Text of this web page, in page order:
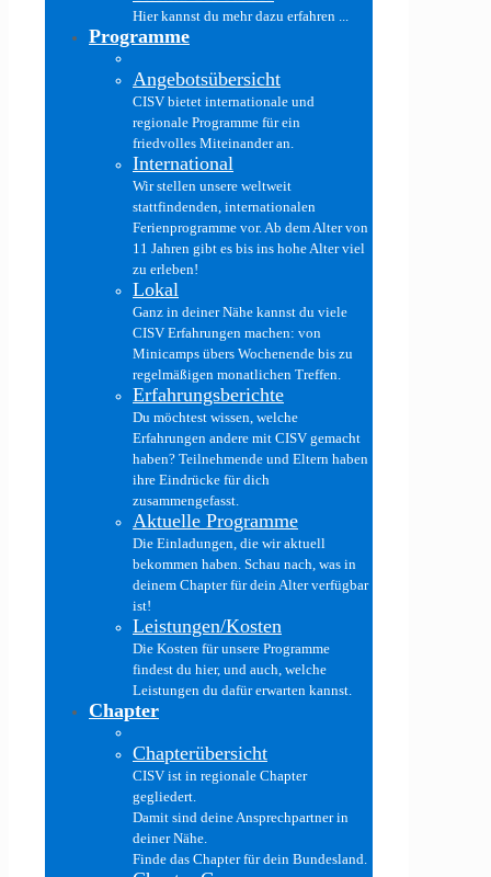
Hier kannst du mehr dazu erfahren ...
Programme
Angebotsübersicht
CISV bietet internationale und
regionale Programme für ein
friedvolles Miteinander an.
International
Wir stellen unsere weltweit
stattfindenden, internationalen
Ferienprogramme vor. Ab dem Alter von
11 Jahren gibt es bis ins hohe Alter viel
zu erleben!
Lokal
Ganz in deiner Nähe kannst du viele
CISV Erfahrungen machen: von
Minicamps übers Wochenende bis zu
regelmäßigen monatlichen Treffen.
Erfahrungsberichte
Du möchtest wissen, welche
Erfahrungen andere mit CISV gemacht
haben? Teilnehmende und Eltern haben
ihre Eindrücke für dich
zusammengefasst.
Aktuelle Programme
Die Einladungen, die wir aktuell
bekommen haben. Schau nach, was in
deinem Chapter für dein Alter verfügbar
ist!
Leistungen/Kosten
Die Kosten für unsere Programme
findest du hier, und auch, welche
Leistungen du dafür erwarten kannst.
Chapter
Chapterübersicht
CISV ist in regionale Chapter
gegliedert.
Damit sind deine Ansprechpartner in
deiner Nähe.
Finde das Chapter für dein Bundesland.